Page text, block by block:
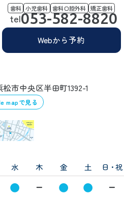
松市中央区半田町1392-1
mapで見る
歯科 小児歯科 歯科口腔外科 矯正歯科
tel053-582-8820
Webから予約
水 木 金 土 日・祝
● ー ● ● ー